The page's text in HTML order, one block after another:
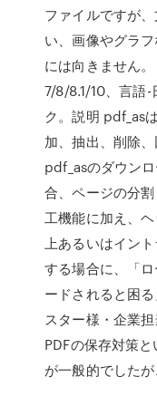
ファイルですが
い、画像やグラ
には向きません
7/8/8.1/10、言語-
ク。説明 pdf_as
加、抽出、削除、
pdf_asのダウン
合、ページの分
工機能に加え、
上あるいはイン
する場合に、「
ードされると困
スター様・企業担
PDFの保存対策
が一般的でした